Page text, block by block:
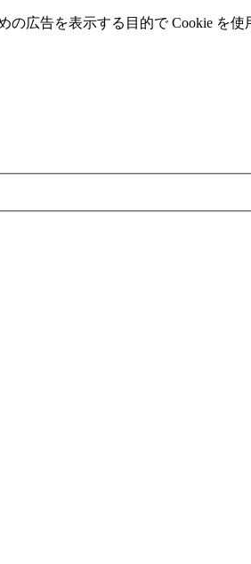
広告を表⽰する⽬的で Cookie を使